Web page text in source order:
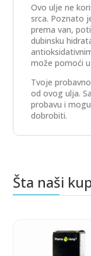
Ovo ulje ne
srca. Poznato
prema van,
dubinsku
može pomoći
Tvoje
od ovog ulja.
probavu i
dobrobiti.
Šta naši